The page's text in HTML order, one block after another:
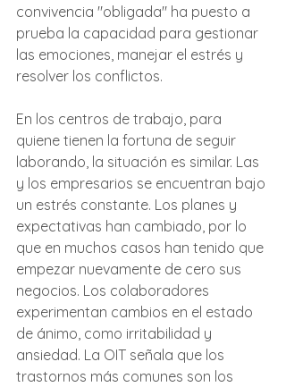
convivencia "obligada" ha puesto a
prueba la capacidad para gestionar
las emociones, manejar el estrés y
resolver los conflictos.
En los centros de trabajo, para
quiene tienen la fortuna de seguir
laborando, la situación es similar. Las
y los empresarios se encuentran bajo
un estrés constante. Los planes y
expectativas han cambiado, por lo
que en muchos casos han tenido que
empezar nuevamente de cero sus
negocios. Los colaboradores
experimentan cambios en el estado
de ánimo, como irritabilidad y
ansiedad. La OIT señala que los
trastornos más comunes son los